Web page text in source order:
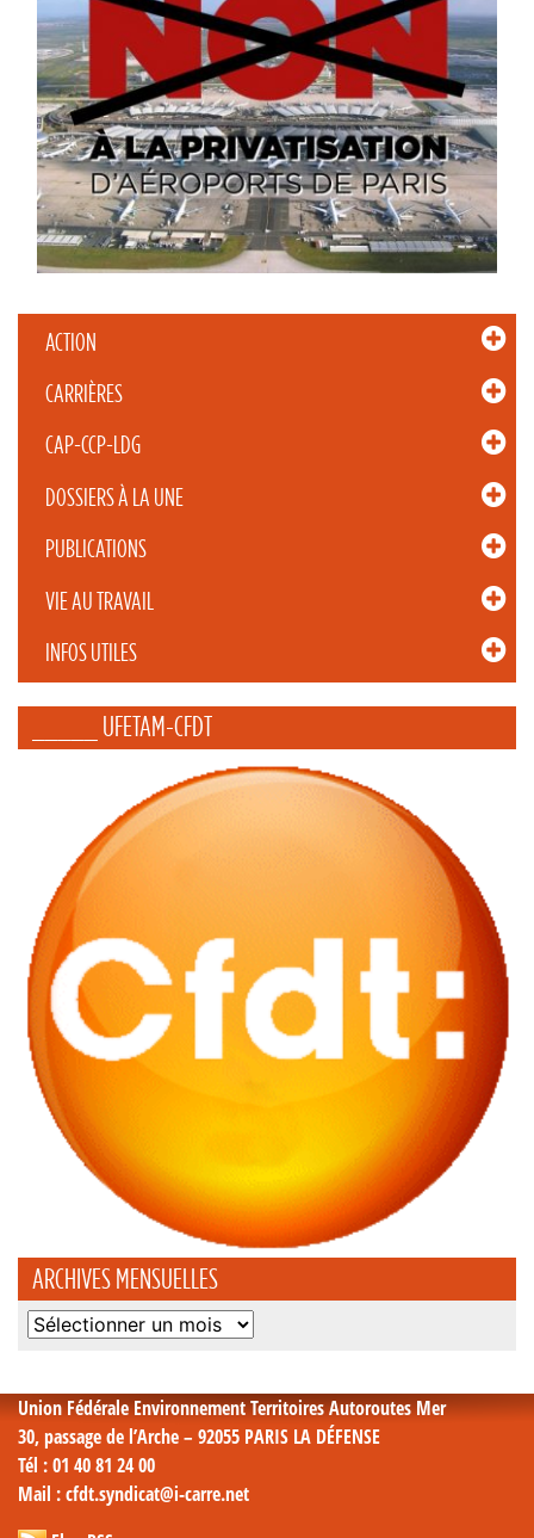
ACTION
CARRIÈRES
CAP-CCP-LDG
DOSSIERS À LA UNE
PUBLICATIONS
VIE AU TRAVAIL
INFOS UTILES
_____ UFETAM-CFDT
ARCHIVES MENSUELLES
Archives
Union Fédérale Environnement Territoires Autoroutes Mer
30, passage de l’Arche – 92055 PARIS LA DÉFENSE
Tél : 01 40 81 24 00
Mail : cfdt.syndicat@i-carre.net